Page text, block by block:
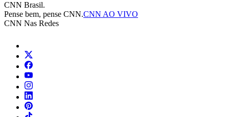
CNN Brasil.
Pense bem, pense CNN.CNN AO VIVO
CNN Nas Redes